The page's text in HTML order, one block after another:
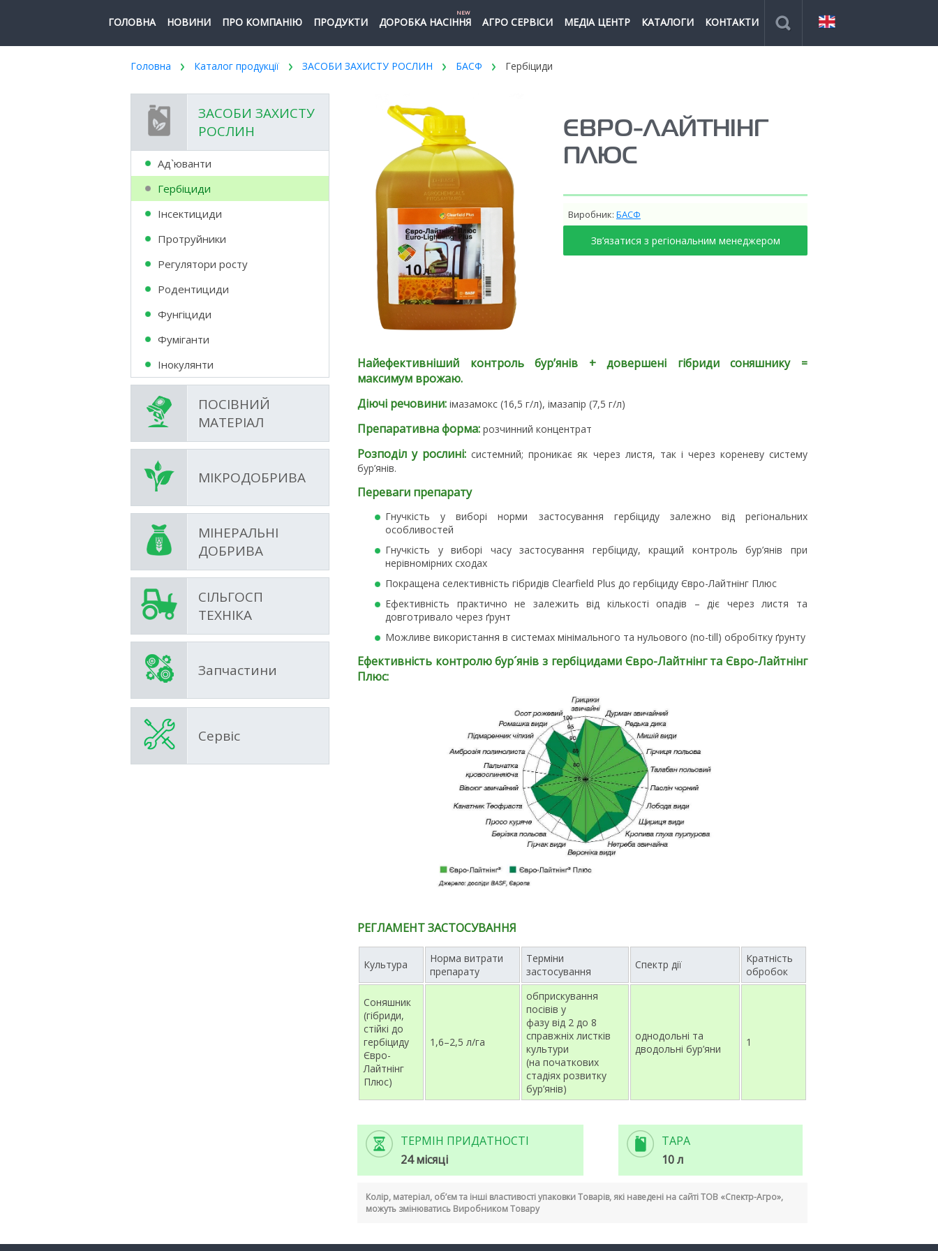
ГОЛОВНА НОВИНИ ПРО КОМПАНІЮ ПРОДУКТИ ДОРОБКА НАСІННЯ
NEW
АГРО СЕРВІСИ МЕДІА ЦЕНТР КАТАЛОГИ КОНТАКТИ
Головна Каталог продукції ЗАСОБИ ЗАХИСТУ РОСЛИН БАСФ Гербіциди
ЗАСОБИ ЗАХИСТУ
РОСЛИН
Ад`юванти
Гербіциди
Інсектициди
Протруйники
Регулятори росту
Родентициди
Фунгіциди
Фумiганти
Інокулянти
ПОСІВНИЙ
МАТЕРІАЛ
МІКРОДОБРИВА
МІНЕРАЛЬНІ
ДОБРИВА
СІЛЬГОСП
ТЕХНІКА
Запчастини
Сервіс
ЄВРО-ЛАЙТНІНГ
ПЛЮС
Виробник: БАСФ
Зв’язатися з регіональним менеджером
Найефективніший контроль бур’янів + довершені гібриди соняшнику =
максимум врожаю.
Дiючi речовини: імазамокс (16,5 г/л), імазапір (7,5 г/л)
Препаративна форма: розчинний концентрат
Розподiл у рослинi: системний; проникає як через листя, так і через кореневу систему
бур’янів.
Переваги препарату
Гнучкість у виборі норми застосування гербіциду залежно від регіональних
особливостей
Гнучкість у виборі часу застосування гербіциду, кращий контроль бур’янів при
нерівномірних сходах
Покращена селективність гібридів Clearfield Plus до гербіциду Євро-Лайтнінг Плюс
Ефективність практично не залежить від кількості опадів – діє через листя та
довготривало через ґрунт
Можливе використання в системах мінімального та нульового (no-till) обробітку ґрунту
Ефективність контролю бур´янів з гербіцидами Євро-Лайтнінг та Євро-Лайтнінг
Плюс:
РЕГЛАМЕНТ ЗАСТОСУВАННЯ
Культура
Норма витрати
препарату
Терміни
застосування
Спектр дії
Кратність
обробок
Соняшник
(гібриди,
стійкі до
гербіциду
Євро-
Лайтнінг
Плюс)
1,6–2,5 л/га
обприскування
посівів у
фазу від 2 до 8
справжніх листків
культури
(на початкових
стадіях розвитку
бур’янів)
однодольні та
дводольні бур’яни
1
ТЕРМІН ПРИДАТНОСТІ
24 місяці
ТАРА
10 л
Колір, матеріал, об’єм та інші властивості упаковки Товарів, які наведені на сайті ТОВ «Спектр-Агро»,
можуть змінюватись Виробником Товару